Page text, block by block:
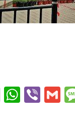
Threads